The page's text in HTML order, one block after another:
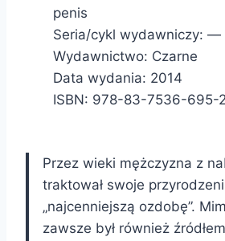
penis
Seria/cykl wydawniczy: —
Wydawnictwo: Czarne
Data wydania: 2014
ISBN: 978-83-7536-695-2
Przez wieki mężczyzna z
traktował swoje
„najcenniejszą ozdobę”.
zawsze był również